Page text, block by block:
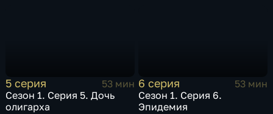
5 серия
53 мин
Сезон 1. Серия 5. Дочь
олигарха
6 серия
53 мин
Сезон 1. Серия 6.
Эпидемия